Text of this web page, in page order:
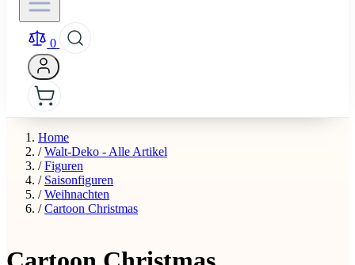
0
Home
/ Walt-Deko - Alle Artikel
/ Figuren
/ Saisonfiguren
/ Weihnachten
/ Cartoon Christmas